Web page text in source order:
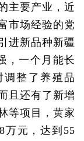
主要产业，近
市场经验的党
进新品种新疆
，一个月能长
调整了养殖品
且还有了新增
等项目，黄家
万元，达到55